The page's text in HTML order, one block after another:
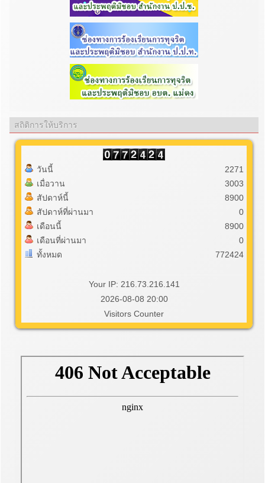
สถิติการให้บริการ
วันนี้
เมื่อวาน
สัปดาห์นี้
สัปดาห์ที่ผ่านมา
เดือนนี้
เดือนที่ผ่านมา
ทั้งหมด
2271
3003
8900
0
8900
0
772424
Your IP: 216.73.216.141
2026-08-08 20:00
Visitors Counter